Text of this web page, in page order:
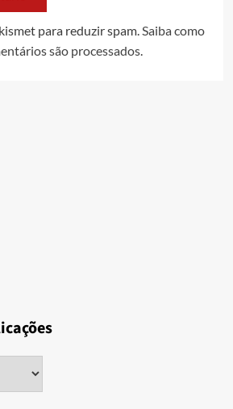
para reduzir spam.Saiba como
são processados.